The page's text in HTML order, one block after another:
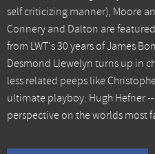
self criticizing manner), Moore
Connery and Dalton are
from LWT's 30 years of James
Desmond Llewelyn turns up in
less related peeps like
ultimate playboy: Hugh Hefner
perspective on the worlds most